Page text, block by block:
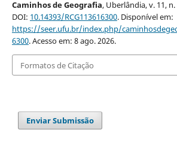
Caminhos de Geografia, Uberlândia, v. 11, n.
DOI: 10.14393/RCG113616300. Disponível em:
https://seer.ufu.br/index.php/
6300. Acesso em: 8 ago. 2026.
Formatos de Citação
Enviar Submissão